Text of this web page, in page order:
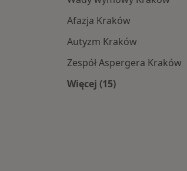
Afazja Kraków
Autyzm Kraków
Zespół Aspergera Kraków
Więcej (15)